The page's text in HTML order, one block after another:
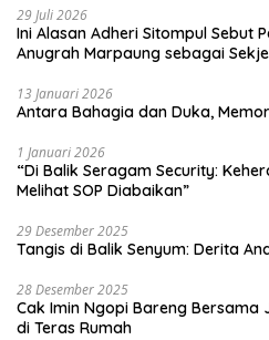
29 Juli 2026
Ini Alasan Adheri Sitompul Sebut
Anugrah Marpaung sebagai
13 Januari 2026
Antara Bahagia dan Duka,
1 Januari 2026
“Di Balik Seragam Security:
Melihat SOP Diabaikan”
29 Desember 2025
Tangis di Balik Senyum: Derita
28 Desember 2025
Cak Imin Ngopi Bareng Bersama
di Teras Rumah